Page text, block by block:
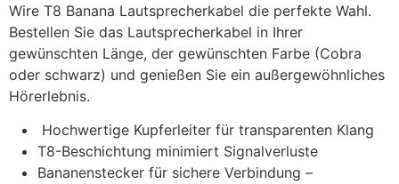
Wire T8 Banana Lautsprecherkabel die perfekte Wahl.
Bestellen Sie das Lautsprecherkabel in Ihrer
gewünschten Länge, der gewünschten Farbe (Cobra
oder schwarz) und genießen Sie ein außergewöhnliches
Hörerlebnis.
Hochwertige Kupferleiter für transparenten Klang
T8-Beschichtung minimiert Signalverluste
Bananenstecker für sichere Verbindung –